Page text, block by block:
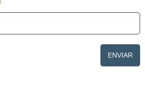
ENVIAR